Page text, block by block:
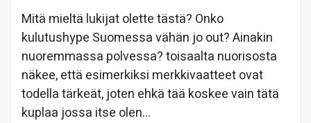
Mitä mieltä lukijat olette tästä? Onko
kulutushype Suomessa vähän jo out? Ainakin
nuoremmassa polvessa? toisaalta nuorisosta
näkee, että esimerkiksi merkkivaatteet ovat
todella tärkeät, joten ehkä tää koskee vain tätä
kuplaa jossa itse olen…